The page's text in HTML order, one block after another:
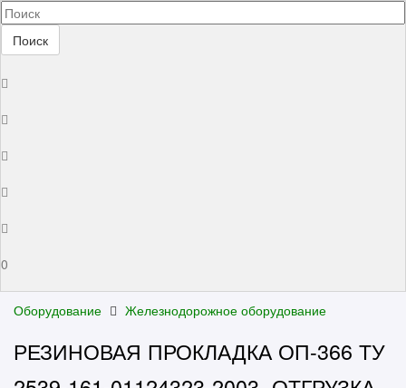
Поиск
0
Оборудование Железнодорожное оборудование
РЕЗИНОВАЯ ПРОКЛАДКА ОП-366 ТУ